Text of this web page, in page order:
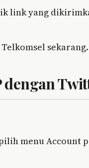
link yang
sekarang.
menu Account